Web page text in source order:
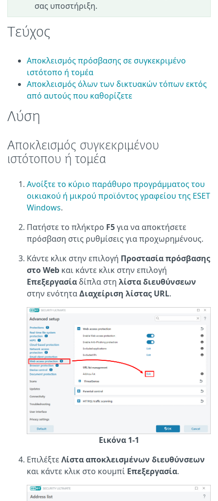
σας υποστήριξη.
Τεύχος
Αποκλεισμός πρόσβασης σε συγκεκριμένο
ιστότοπο ή τομέα
Αποκλεισμός όλων των δικτυακών τόπων εκτός
από αυτούς που καθορίζετε
Λύση
Αποκλεισμός συγκεκριμένου
ιστότοπου ή τομέα
Ανοίξτε το κύριο παράθυρο προγράμματος του
οικιακού ή μικρού προϊόντος γραφείου της ESET
Windows.
Πατήστε το πλήκτρο F5για να αποκτήσετε
πρόσβαση στις ρυθμίσεις για προχωρημένους.
Κάντε κλικ στην επιλογή Προστασία πρόσβασης
στο Web και κάντε κλικ στην επιλογή
Επεξεργασία δίπλα στη λίστα διευθύνσεων
στην ενότηταΔιαχείριση λίστας URL.
Εικόνα 1-1
Επιλέξτε Λίστα αποκλεισμένων διευθύνσεων
και κάντε κλικ στο κουμπί Επεξεργασία.